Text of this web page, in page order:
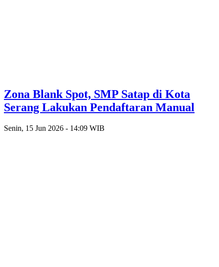
Zona Blank Spot, SMP Satap di Kota
Serang Lakukan Pendaftaran Manual
Senin, 15 Jun 2026 - 14:09 WIB